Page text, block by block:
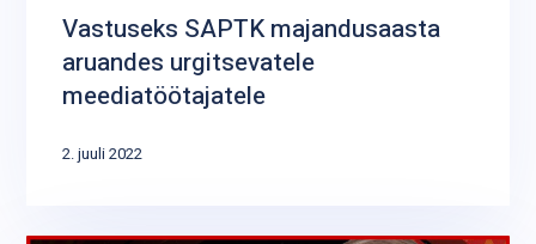
Vastuseks SAPTK majandusaasta
aruandes urgitsevatele
meediatöötajatele
2. juuli 2022